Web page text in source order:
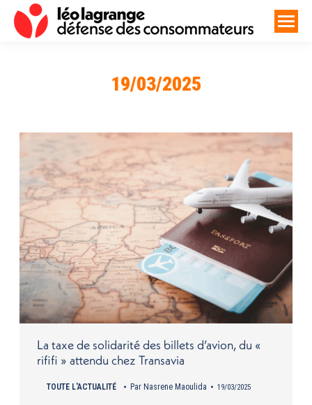
19/03/2025
La taxe de solidarité des billets d’avion, du «
rififi » attendu chez Transavia
TOUTE L'ACTUALITÉ Par Nasrene Maoulida 19/03/2025